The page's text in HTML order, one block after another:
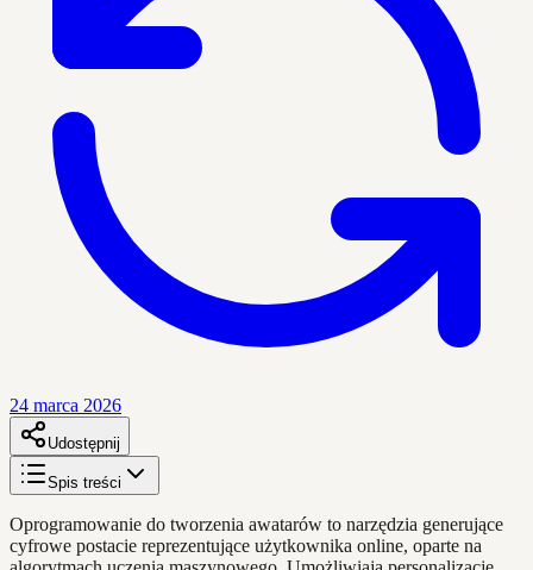
24 marca 2026
Udostępnij
Spis treści
Oprogramowanie do tworzenia awatarów to narzędzia generujące
cyfrowe postacie reprezentujące użytkownika online, oparte na